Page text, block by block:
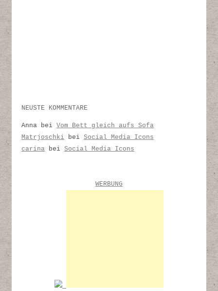
NEUSTE KOMMENTARE
Anna bei Vom Bett gleich aufs Sofa
Matrjoschki bei Social Media Icons
carina bei Social Media Icons
WERBUNG